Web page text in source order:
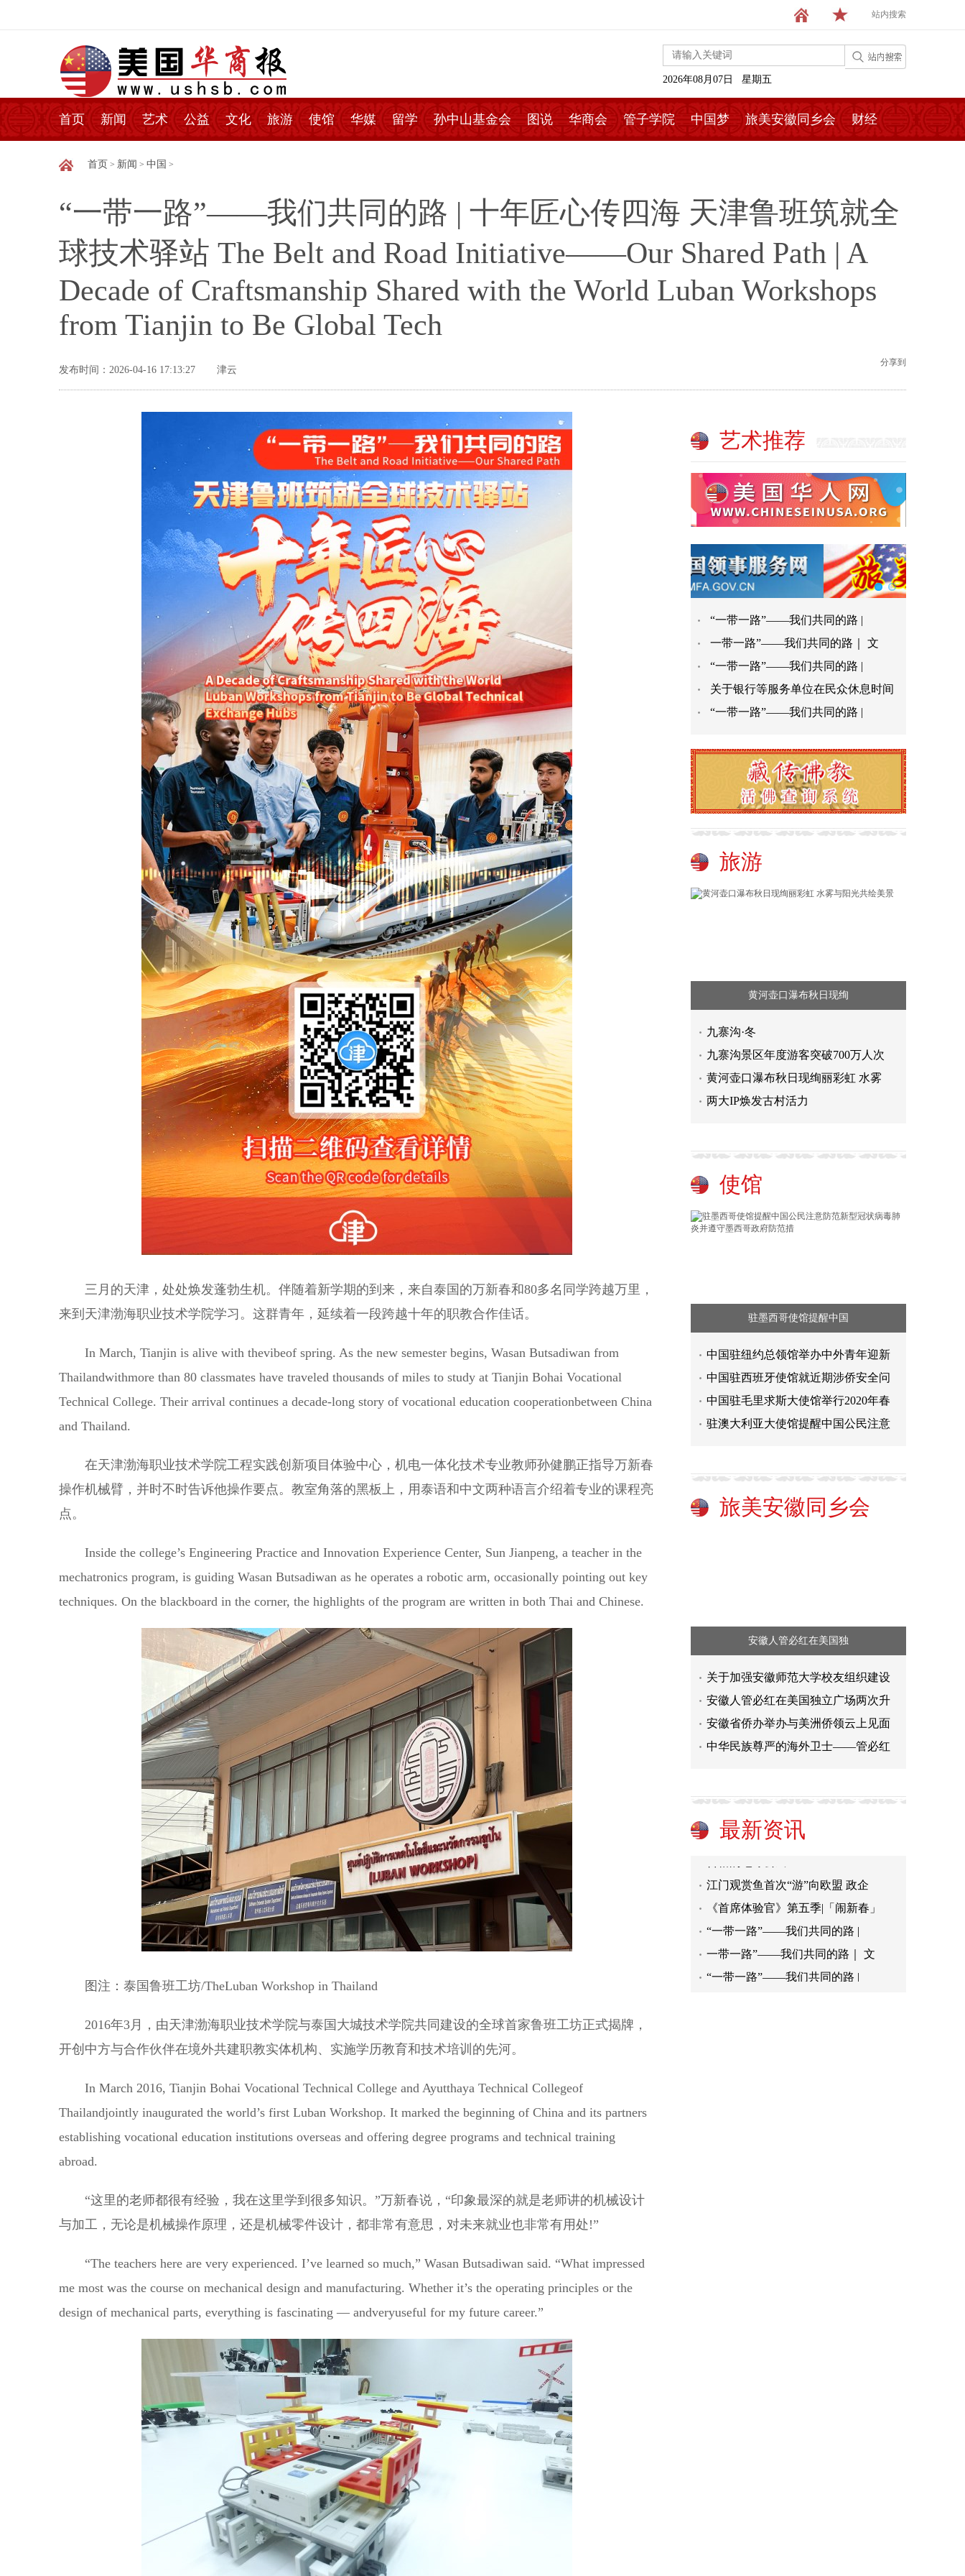
站内搜索
2026年08月07日 星期五
首页 新闻 艺术 公益 文化 旅游 使馆 华媒 留学 孙中山基金会 图说 华商会 管子学院 中国梦 旅美安徽同乡会 财经
首页 > 新闻 > 中国 >
“一带一路”——我们共同的路 | 十年匠心传四海 天津鲁班筑就全
球技术驿站 The Belt and Road Initiative——Our Shared Path | A
Decade of Craftsmanship Shared with the World Luban Workshops
from Tianjin to Be Global Tech
发布时间：2026-04-16 17:13:27 津云
分享到
三月的天津，处处焕发蓬勃生机。伴随着新学期的到来，来自泰国的万新春和80多名同学跨越万里，
来到天津渤海职业技术学院学习。这群青年，延续着一段跨越十年的职教合作佳话。
In March, Tianjin is alive with thevibeof spring. As the new semester begins, Wasan Butsadiwan from
Thailandwithmore than 80 classmates have traveled thousands of miles to study at Tianjin Bohai Vocational
Technical College. Their arrival continues a decade-long story of vocational education cooperationbetween China
and Thailand.
在天津渤海职业技术学院工程实践创新项目体验中心，机电一体化技术专业教师孙健鹏正指导万新春
操作机械臂，并时不时告诉他操作要点。教室角落的黑板上，用泰语和中文两种语言介绍着专业的课程亮
点。
Inside the college’s Engineering Practice and Innovation Experience Center, Sun Jianpeng, a teacher in the
mechatronics program, is guiding Wasan Butsadiwan as he operates a robotic arm, occasionally pointing out key
techniques. On the blackboard in the corner, the highlights of the program are written in both Thai and Chinese.
图注：泰国鲁班工坊/TheLuban Workshop in Thailand
2016年3月，由天津渤海职业技术学院与泰国大城技术学院共同建设的全球首家鲁班工坊正式揭牌，
开创中方与合作伙伴在境外共建职教实体机构、实施学历教育和技术培训的先河。
In March 2016, Tianjin Bohai Vocational Technical College and Ayutthaya Technical Collegeof
Thailandjointly inaugurated the world’s first Luban Workshop. It marked the beginning of China and its partners
establishing vocational education institutions overseas and offering degree programs and technical training
abroad.
“这里的老师都很有经验，我在这里学到很多知识。”万新春说，“印象最深的就是老师讲的机械设计
与加工，无论是机械操作原理，还是机械零件设计，都非常有意思，对未来就业也非常有用处!”
“The teachers here are very experienced. I’ve learned so much,” Wasan Butsadiwan said. “What impressed
me most was the course on mechanical design and manufacturing. Whether it’s the operating principles or the
design of mechanical parts, everything is fascinating — andveryuseful for my future career.”
艺术推荐
“一带一路”——我们共同的路 |
一带一路”——我们共同的路｜ 文
“一带一路”——我们共同的路 |
关于银行等服务单位在民众休息时间
“一带一路”——我们共同的路 |
旅游
黄河壶口瀑布秋日现绚
九寨沟·冬
九寨沟景区年度游客突破700万人次
黄河壶口瀑布秋日现绚丽彩虹 水雾
两大IP焕发古村活力
使馆
驻墨西哥使馆提醒中国
中国驻纽约总领馆举办中外青年迎新
中国驻西班牙使馆就近期涉侨安全问
中国驻毛里求斯大使馆举行2020年春
驻澳大利亚大使馆提醒中国公民注意
旅美安徽同乡会
安徽人管必红在美国独
关于加强安徽师范大学校友组织建设
安徽人管必红在美国独立广场两次升
安徽省侨办举办与美洲侨领云上见面
中华民族尊严的海外卫士——管必红
最新资讯
“一带一路”——我们共同的路 |
一带一路”——我们共同的路｜ 文
“一带一路”——我们共同的路 |
关于银行等服务单位在民众休息时间
“一带一路”——我们共同的路 |
海南省三亚市面向全球公开选聘 市
合格的地球公民
《首席体验官》第五季|「闹新春」
“一带一路”——我们共同的路 |
一带一路”——我们共同的路｜ 文
“一带一路”——我们共同的路 |
关于银行等服务单位在民众休息时间